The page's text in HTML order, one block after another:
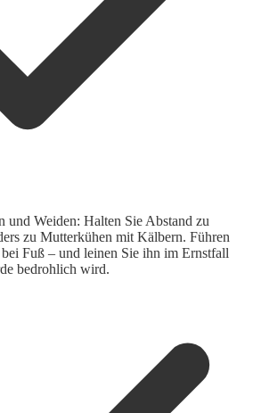
und Weiden: Halten Sie Abstand zu
zu Mutterkühen mit Kälbern. Führen
Fuß – und leinen Sie ihn im Ernstfall
bedrohlich wird.